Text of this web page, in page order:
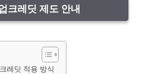
크레딧 제도 안내
레딧 적용 방식